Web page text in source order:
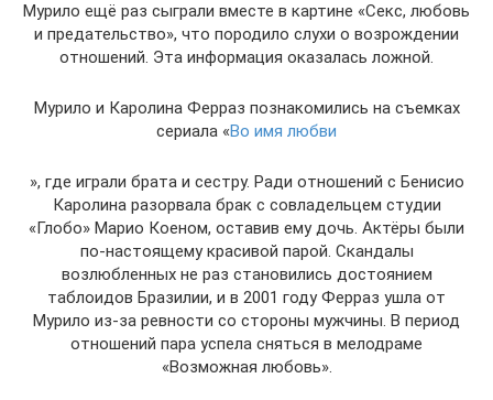
Мурило ещё раз сыграли вместе в картине «Секс, любовь
и предательство», что породило слухи о возрождении
отношений. Эта информация оказалась ложной.
Мурило и Каролина Ферраз познакомились на съемках
сериала «Во имя любви
», где играли брата и сестру. Ради отношений с Бенисио
Каролина разорвала брак с совладельцем студии
«Глобо» Марио Коеном, оставив ему дочь. Актёры были
по-настоящему красивой парой. Скандалы
возлюбленных не раз становились достоянием
таблоидов Бразилии, и в 2001 году Ферраз ушла от
Мурило из-за ревности со стороны мужчины. В период
отношений пара успела сняться в мелодраме
«Возможная любовь».